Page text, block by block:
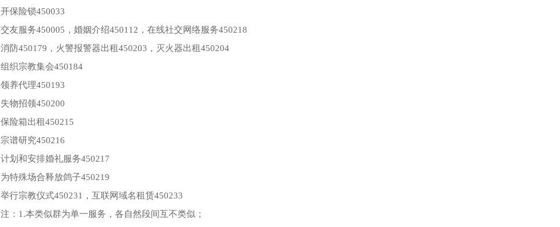
开保险锁450033
交友服务450005，婚姻介绍450112，在线社交网络服务450218
消防450179，火警报警器出租450203，灭火器出租450204
组织宗教集会450184
领养代理450193
失物招领450200
保险箱出租450215
宗谱研究450216
计划和安排婚礼服务450217
为特殊场合释放鸽子450219
举行宗教仪式450231，互联网域名租赁450233
注：1.本类似群为单一服务，各自然段间互不类似；